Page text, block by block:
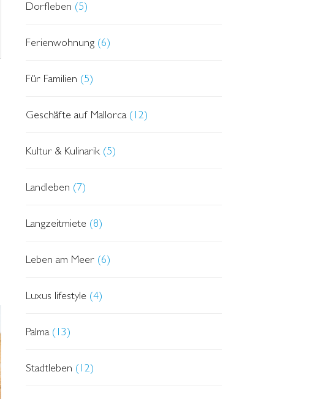
Dorfleben (5)
Ferienwohnung (6)
Für Familien (5)
Geschäfte auf Mallorca(12)
Kultur & Kulinarik (5)
Landleben (7)
Langzeitmiete (8)
Leben am Meer (6)
Luxus lifestyle (4)
Palma(13)
Stadtleben (12)